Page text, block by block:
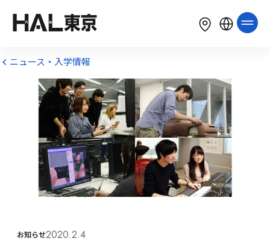
LANGUAGE
English
한국어 Tiếng Việt Bahasa Indonesia
ニュース・入学情報
お知らせ2020.2.4